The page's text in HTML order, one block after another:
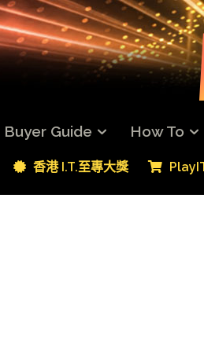
Buyer Guide How To
香港 I.T.至專大獎